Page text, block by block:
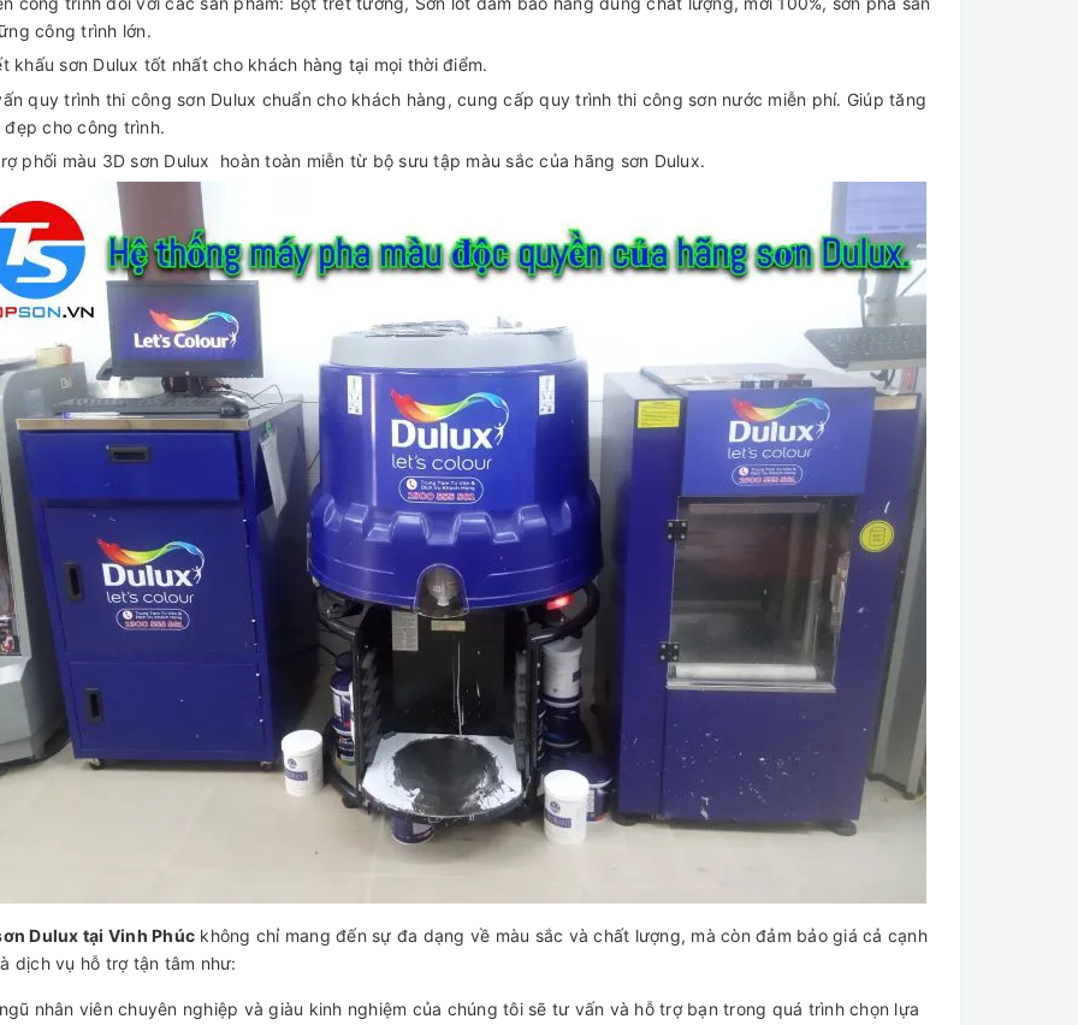
công trình lớn.
khấu sơn Dulux tốt nhất cho khách hàng tại mọi thời điểm.
quy trình thi công sơn Dulux chuẩn cho khách hàng, cung cấp quy trình thi công sơn nước miễn phí. Giúp tăng
đẹp cho công trình.
phối màu 3D sơn Dulux hoàn toàn miễn từ bộ sưu tập màu sắc của hãng sơn Dulux.
Dulux tại Vinh Phúc không chỉ mang đến sự đa dạng về màu sắc và chất lượng, mà còn đảm bảo giá cả cạnh
dịch vụ hỗ trợ tận tâm như:
nhân viên chuyên nghiệp và giàu kinh nghiệm của chúng tôi sẽ tư vấn và hỗ trợ bạn trong quá trình chọn lựa